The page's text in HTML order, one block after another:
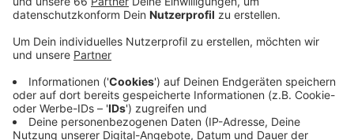
Anzeige
Das Innenministerium hatte die Anfrage zunächst nicht